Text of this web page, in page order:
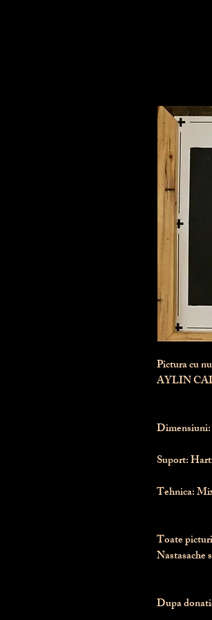
Pictura cu
AYLIN
Dimensiuni:
Suport:
Tehnica:
Toate
Nastasache
Dupa